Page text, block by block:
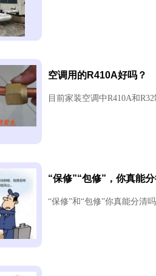
空调用的R410A好吗？
目前家装空调中R410A和
“保修”“包修”，你真能
“保修”和“包修”你真能分清